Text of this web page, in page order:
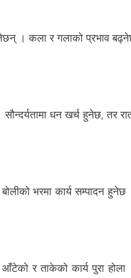
। कला र गलाको प्रभाव
धन खर्च हुनेछ, तर
भरमा कार्य सम्पादन हुनेछ
र ताकेको कार्य पुरा होला